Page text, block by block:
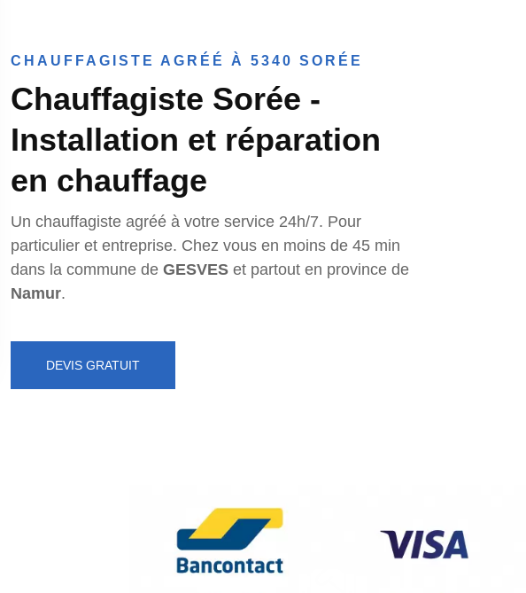
CHAUFFAGISTE AGRÉÉ À 5340 SORÉE
Chauffagiste Sorée -
Installation et réparation
en chauffage
Un chauffagiste agréé à votre service 24h/7. Pour
particulier et entreprise. Chez vous en moins de 45 min
dans la commune de GESVES et partout en province de
Namur.
DEVIS GRATUIT